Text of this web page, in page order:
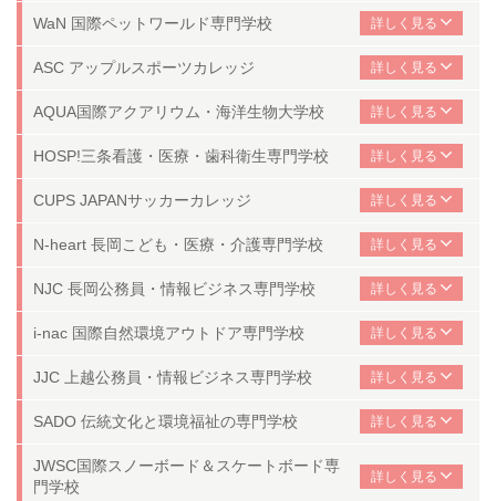
WaN 国際ペットワールド専門学校
ASC アップルスポーツカレッジ
AQUA国際アクアリウム・海洋生物大学校
HOSP!三条看護・医療・歯科衛生専門学校
CUPS JAPANサッカーカレッジ
N-heart 長岡こども・医療・介護専門学校
NJC 長岡公務員・情報ビジネス専門学校
i-nac 国際自然環境アウトドア専門学校
JJC 上越公務員・情報ビジネス専門学校
SADO 伝統文化と環境福祉の専門学校
JWSC国際スノーボード＆スケートボード専
門学校